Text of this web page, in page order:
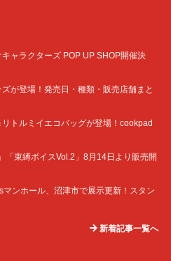
ャラクターズ POP UP SHOP開催決
が登場！発売日・種類・販売店舗まと
リトルミイエコバッグが登場！cookpad
「束縛ボイスVol.2」8月14日より販売開
ンホール、沼津市で展示更新！スタン
新着記事一覧へ